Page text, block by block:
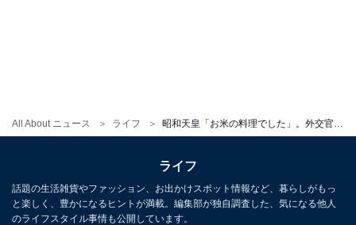
All About ニュース ライフ 昭和天皇「お米の料理でした」。外交官が90年前の記憶を追跡し、判明した“幻のメニュー”の正体
ライフ
話題の生活雑貨やファッション、お出かけスポット情報など、暮らしがもっ
と楽しく、豊かになるヒントが満載。編集部が独自調査した、気になる他人
のライフスタイル事情も公開しています。